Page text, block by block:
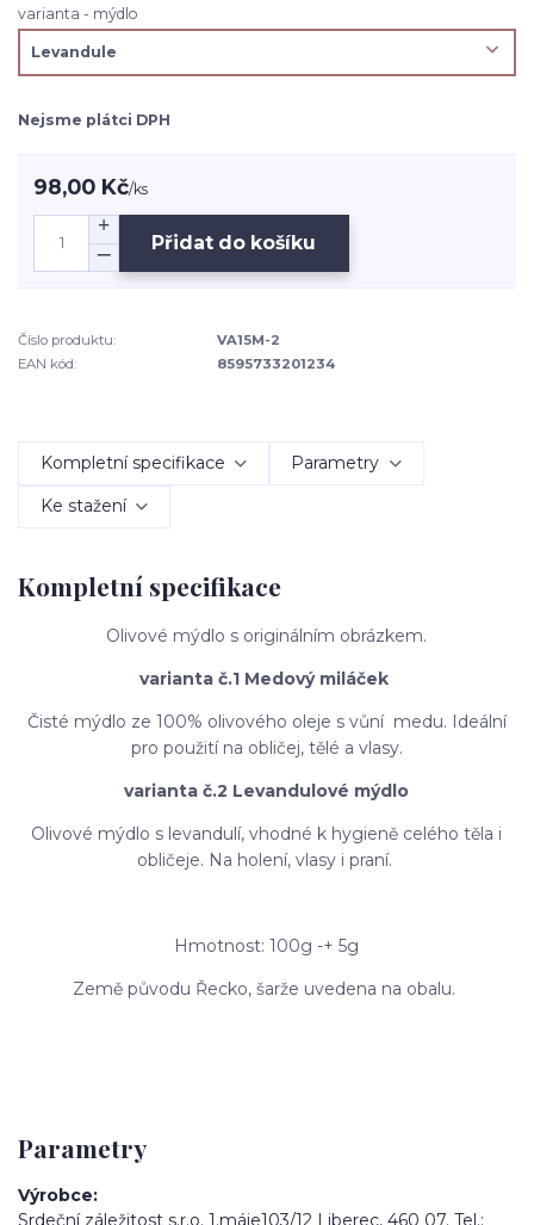
varianta - mýdlo
Nejsme plátci DPH
98,00 Kč/ks
Přidat do košíku
Číslo produktu:
VA15M-2
EAN kód:
8595733201234
Kompletní specifikace Parametry
Ke stažení
Kompletní specifikace
Olivové mýdlo s originálním obrázkem.
varianta č.1 Medový miláček
Čisté mýdlo ze 100% olivového oleje s vůní medu. Ideální
pro použití na obličej, tělé a vlasy.
varianta č.2 Levandulové mýdlo
Olivové mýdlo s levandulí, vhodné k hygieně celého těla i
obličeje. Na holení, vlasy i praní.
Hmotnost: 100g -+ 5g
Země původu Řecko, šarže uvedena na obalu.
Parametry
Výrobce
Srdeční záležitost s.r.o. 1.máje103/12 Liberec, 460 07. Tel.: